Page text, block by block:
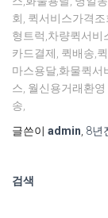
회, 퀵서비스가격
형트럭,차량퀵서비
카드결제, 퀵배송,
마스용달,화물퀵서
스, 월신용거래환
송,
글쓴이 admin 8년
검색